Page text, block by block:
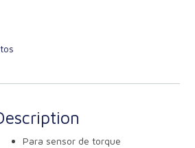
Para sensor de torque